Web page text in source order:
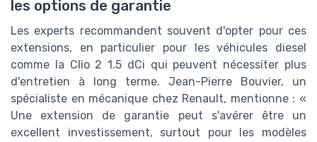
les options de garantie
Les experts recommandent souvent d'opter pour ces
extensions, en particulier pour les véhicules diesel
comme la Clio 2 1.5 dCi qui peuvent nécessiter plus
d'entretien à long terme. Jean-Pierre Bouvier, un
spécialiste en mécanique chez Renault, mentionne : «
Une extension de garantie peut s'avérer être un
excellent investissement, surtout pour les modèles